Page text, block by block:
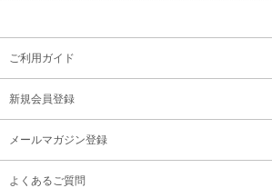
ご利用ガイド
新規会員登録
メールマガジン登録
よくあるご質問